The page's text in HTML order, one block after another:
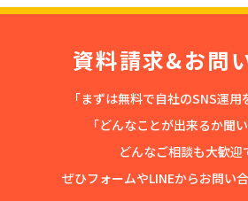
資料請求&お問
「まずは無料で自社のSNS運用
「どんなことが出来るか聞
どんなご相談も大歓迎
ぜひフォームやLINEからお問い